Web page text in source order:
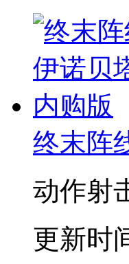
终末阵
动作射
更新时